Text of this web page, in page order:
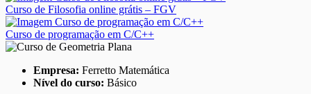
Curso de Filosofia online grátis – FGV
Curso de programação em C/C++
Empresa: Ferretto Matemática
Nível do curso: Básico